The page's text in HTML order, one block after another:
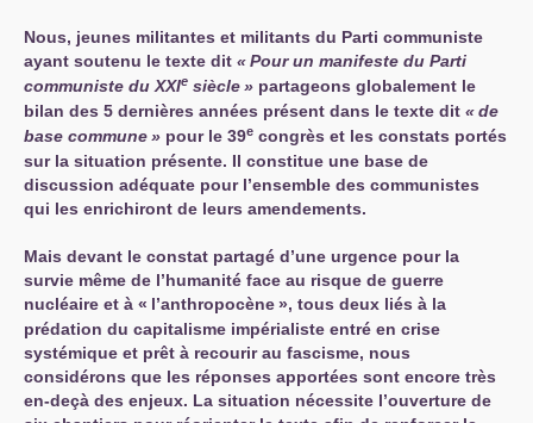
Nous, jeunes militantes et militants du Parti communiste
ayant soutenu le texte dit «Pour un manifeste du Parti
communiste du XXIe siècle» partageons globalement le
bilan des 5 dernières années présent dans le texte dit «de
base commune» pour le 39e congrès et les constats portés
sur la situation présente. Il constitue une base de
discussion adéquate pour l’ensemble des communistes
qui les enrichiront de leurs amendements.
Mais devant le constat partagé d’une urgence pour la
survie même de l’humanité face au risque de guerre
nucléaire et à « l’anthropocène», tous deux liés à la
prédation du capitalisme impérialiste entré en crise
systémique et prêt à recourir au fascisme, nous
considérons que les réponses apportées sont encore très
en-deçà des enjeux. La situation nécessite l’ouverture de